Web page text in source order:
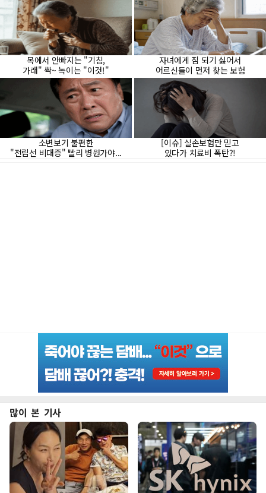
많이 본 기사